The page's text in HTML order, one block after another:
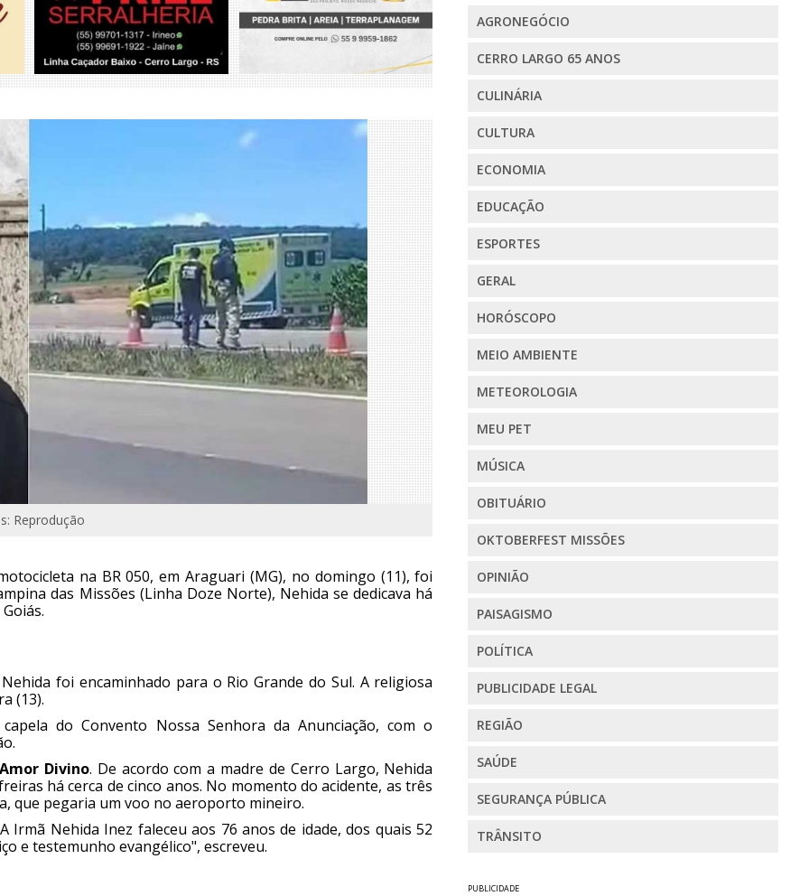
Reprodução
na BR 050, em Araguari (MG), no domingo (11), foi
das Missões (Linha Doze Norte), Nehida se dedicava há
foi encaminhado para o Rio Grande do Sul. A religiosa
(13).
do Convento Nossa Senhora da Anunciação, com o
Divino. De acordo com a madre de Cerro Largo, Nehida
há cerca de cinco anos. No momento do acidente, as três
que pegaria um voo no aeroporto mineiro.
Nehida Inez faleceu aos 76 anos de idade, dos quais 52
e testemunho evangélico", escreveu.
AGRONEGÓCIO
CERRO LARGO 65 ANOS
CULINÁRIA
CULTURA
ECONOMIA
EDUCAÇÃO
ESPORTES
GERAL
HORÓSCOPO
MEIO AMBIENTE
METEOROLOGIA
MEU PET
MÚSICA
OBITUÁRIO
OKTOBERFEST MISSÕES
OPINIÃO
PAISAGISMO
POLÍTICA
PUBLICIDADE LEGAL
REGIÃO
SAÚDE
SEGURANÇA PÚBLICA
TRÂNSITO
PUBLICIDADE